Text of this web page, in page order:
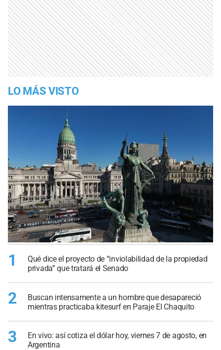
LO MÁS VISTO
1
Qué dice el proyecto de “inviolabilidad de la propiedad
privada” que tratará el Senado
2
Buscan intensamente a un hombre que desapareció
mientras practicaba kitesurf en Paraje El Chaquito
3
En vivo: así cotiza el dólar hoy, viernes 7 de agosto, en
Argentina